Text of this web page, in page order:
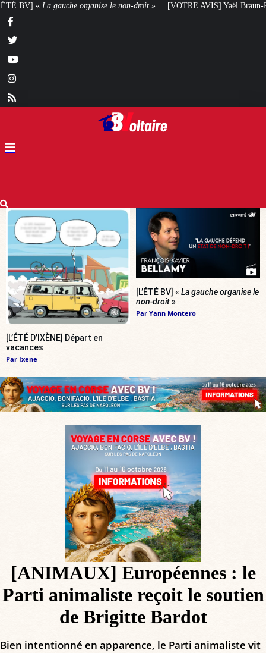
droit» [VOTRE AVIS] Yaël Braun-Pivet doit-elle renoncer à son projet
[L’ÉTÉ D’IXÈNE] Départ en
vacances
Par Ixene
[L’ÉTÉ BV] « La gauche organise le
non-droit»
Par Yann Montero
[ANIMAUX] Européennes : le
Parti animaliste reçoit le soutien
de Brigitte Bardot
Bien intentionné en apparence, le Parti animaliste vit